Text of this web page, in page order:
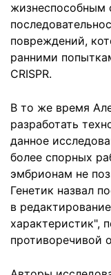
жизнеспособным
повреждений,
ранними
CRISPR.
В то же время
разработать
данное
более спорных
эмбрионам не
Генетик назвал
в
характеристик",
противоречивой